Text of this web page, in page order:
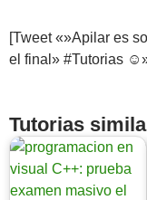
[Tweet «»Apilar es
el final» #Tutorias
Tutorias